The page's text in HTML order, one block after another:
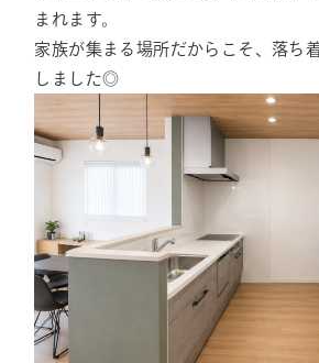
まれます。
家族が集まる場所だからこそ、落ち
しました◎